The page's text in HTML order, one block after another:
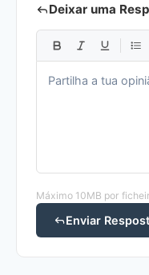
Deixar uma
Máximo 10MB por
Enviar